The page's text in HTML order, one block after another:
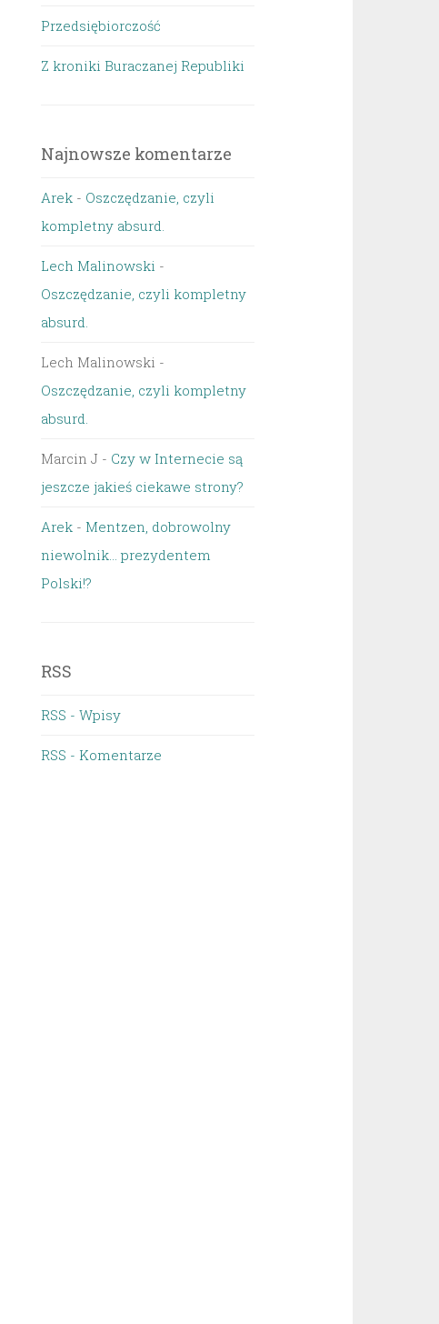
Przedsiębiorczość
Z kroniki Buraczanej Republiki
Najnowsze komentarze
Arek - Oszczędzanie, czyli
kompletny absurd.
Lech Malinowski -
Oszczędzanie, czyli kompletny
absurd.
Lech Malinowski -
Oszczędzanie, czyli kompletny
absurd.
Marcin J - Czy w Internecie są
jeszcze jakieś ciekawe strony?
Arek - Mentzen, dobrowolny
niewolnik… prezydentem
Polski!?
RSS
RSS - Wpisy
RSS - Komentarze